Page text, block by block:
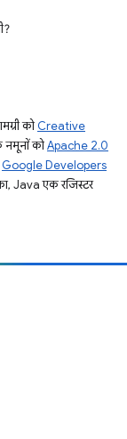
कोCreative
कोApache 2.0
Google Developers
Java एक रजिस्टर